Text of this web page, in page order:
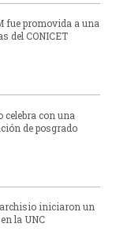
fue promovida a una
del CONICET
celebra con una
de posgrado
iniciaron un
la UNC